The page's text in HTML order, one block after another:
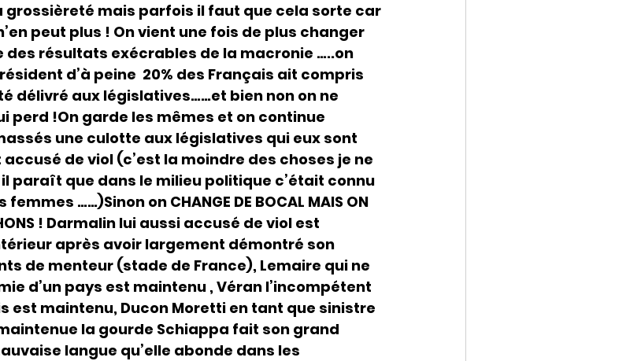
grossièreté mais parfois il faut que cela sorte car
peut plus ! On vient une fois de plus changer
des résultats exécrables de la macronie …..on
d’à peine  20% des Français ait compris
délivré aux législatives……et bien non on ne
perd !On garde les mêmes et on continue
une culotte aux législatives qui eux sont
de viol (c’est la moindre des choses je ne
paraît que dans le milieu politique c’était connu
……)Sinon on CHANGE DE BOCAL MAIS ON
! Darmalin lui aussi accusé de viol est
après avoir largement démontré son
de menteur (stade de France), Lemaire qui ne
d’un pays est maintenu , Véran l’incompétent
est maintenu, Ducon Moretti en tant que sinistre
la gourde Schiappa fait son grand
langue qu’elle abonde dans les